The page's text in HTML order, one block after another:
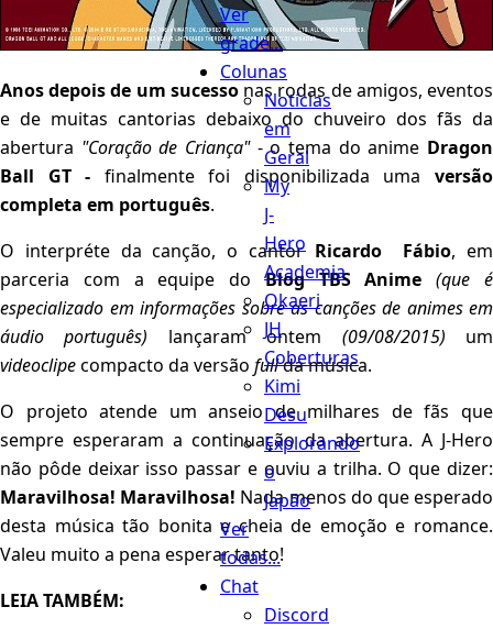
Ver
grade...
Colunas
Notícias
em
Geral
My
J-
Hero
Academia
Okaeri
JH
Coberturas
Kimi
Desu
Explorando
o
Japão
Ver
todas...
Chat
Discord
Anos depois de um sucesso nas rodas de amigos, eventos
e de muitas cantorias debaixo do chuveiro dos fãs da
abertura "Coração de Criança"- o tema do anime Dragon
Ball GT - finalmente foi disponibilizada umaversão
completa em português.
O interpréte da canção, o cantor Ricardo Fábio, em
parceria com a equipe doBlog TBS Anime
(que é
especializado em informações sobre as canções de animes em
áudio português) lançaram ontem (09/08/2015) um
videoclipecompacto da versão fullda música.
O projeto atende um anseio de milhares de fãs que
sempre esperaram a continuação da abertura. A J-Hero
não pôde deixar isso passar e ouviu a trilha. O que dizer:
Maravilhosa! Maravilhosa! Nada menos do que esperado
desta música tão bonita e cheia de emoção e romance.
Valeu muito a pena esperar tanto!
LEIA TAMBÉM: